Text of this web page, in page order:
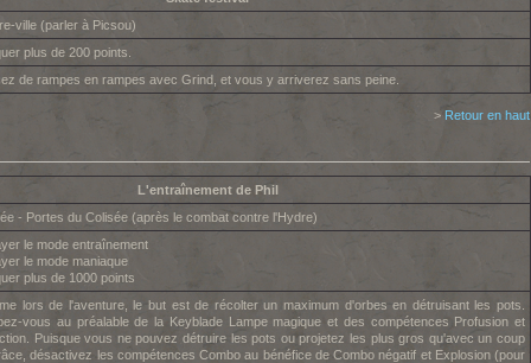
ville (parler à Picsou)
plus de 200 points.
de rampes en rampes avec Grind, et vous y arriverez sans peine.
> Retour en haut
L'entraînement de Phil
- Portes du Colisée (après le combat contre l'Hydre)
le mode entraînement
le mode maniaque
plus de 1000 points
lors de l'aventure, le but est de récolter un maximum d'orbes en détruisant les pots.
vous au préalable de la Keyblade Lampe magique et des compétences Profusion et
Puisque vous ne pouvez détruire les pots ou projetez les plus gros qu'avec un coup
désactivez les compétences Combo au bénéfice de Combo négatif et Explosion (pour